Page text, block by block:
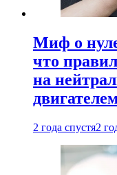
Миф о
что
на
2 года спустя2